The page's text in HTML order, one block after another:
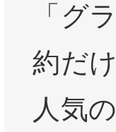
「グ
約だ
人気